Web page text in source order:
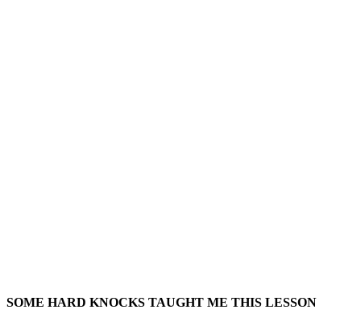
SOME HARD KNOCKS TAUGHT ME THIS LESSON